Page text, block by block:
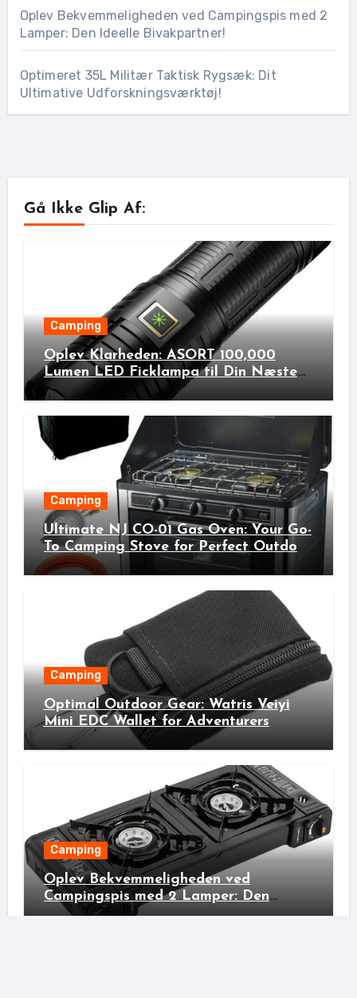
Oplev Bekvemmeligheden ved Campingspis med 2
Lamper: Den Ideelle Bivakpartner!
Optimeret 35L Militær Taktisk Rygsæk: Dit
Ultimative Udforskningsværktøj!
Gå Ikke Glip Af:
Camping
Oplev Klarheden: ASORT 100,000
Lumen LED Ficklampa til Din Næste
Udendørs Eventyr!
Camping
Ultimate NJ CO-01 Gas Oven: Your Go-
To Camping Stove for Perfect Outdoor
Cooking!
Camping
Optimal Outdoor Gear: Watris Veiyi
Mini EDC Wallet for Adventurers
Camping
Oplev Bekvemmeligheden ved
Campingspis med 2 Lamper: Den
Ideelle Bivakpartner!